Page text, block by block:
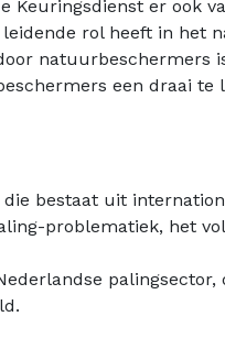
er ook
leidende rol heeft in
een draai
bestaat uit
problematiek, het